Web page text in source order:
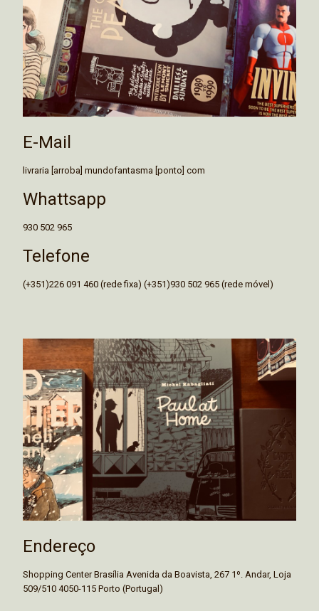
E-Mail
livraria [arroba] mundofantasma [ponto] com
Whattsapp
930 502 965
Telefone
(+351)226 091 460 (rede fixa) (+351)930 502 965 (rede móvel)
Endereço
Shopping Center Brasília Avenida da Boavista, 267 1º. Andar, Loja
509/510 4050-115 Porto (Portugal)